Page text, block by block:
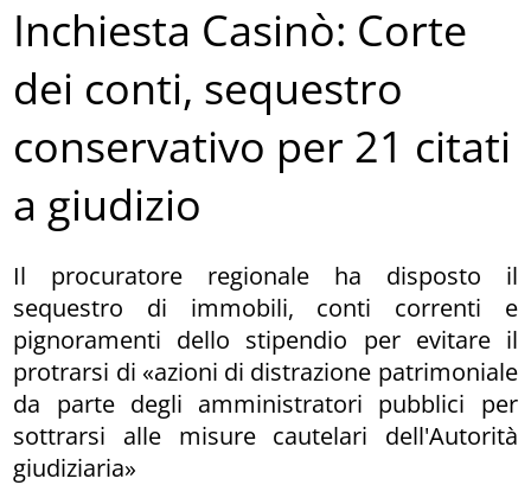
Inchiesta Casinò: Corte
dei conti, sequestro
conservativo per 21 citati
a giudizio
Il procuratore regionale ha disposto il
sequestro di immobili, conti correnti e
pignoramenti dello stipendio per evitare il
protrarsi di «azioni di distrazione patrimoniale
da parte degli amministratori pubblici per
sottrarsi alle misure cautelari dell'Autorità
giudiziaria»